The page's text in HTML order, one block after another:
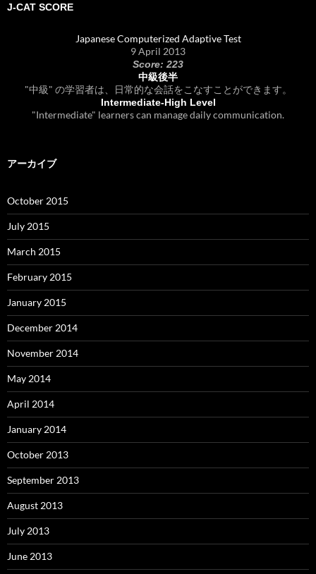
J-CAT SCORE
Japanese Computerized Adaptive Test
9 April 2013
Score: 223
中級後半
"中級" の学習者は、日常的な会話をこなすことができます。
Intermediate-High Level
"Intermediate" learners can manage daily communication.
アーカイブ
October 2015
July 2015
March 2015
February 2015
January 2015
December 2014
November 2014
May 2014
April 2014
January 2014
October 2013
September 2013
August 2013
July 2013
June 2013